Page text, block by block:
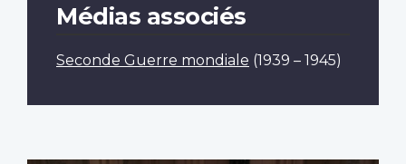
Médias associés
Seconde Guerre mondiale (1939 – 1945)